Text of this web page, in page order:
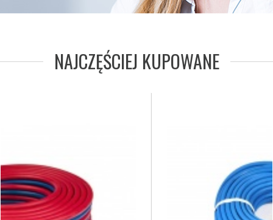
NAJCZĘŚCIEJ KUPOWANE